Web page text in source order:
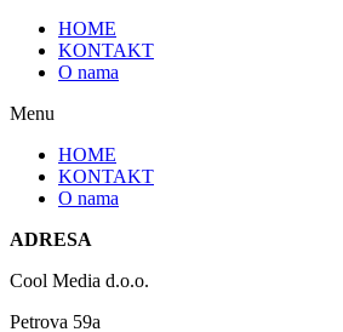
HOME
KONTAKT
O nama
Menu
HOME
KONTAKT
O nama
ADRESA
Cool Media d.o.o.
Petrova 59a